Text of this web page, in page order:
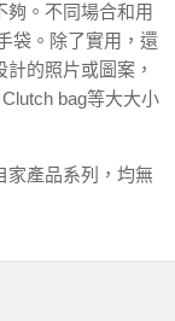
夠。不同場合和用
袋。除了實用，還
的照片或圖案，
bag等大大小
家產品系列，均無